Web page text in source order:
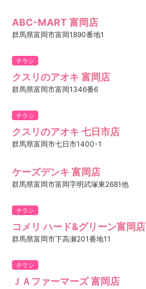
ABC-MART 富岡店
群馬県富岡市富岡1890番地1
チラシ
クスリのアオキ 富岡店
群馬県富岡市富岡1346番6
チラシ
クスリのアオキ 七日市店
群馬県富岡市七日市1400-1
ケーズデンキ 富岡店
群馬県富岡市富岡字明武塚東2681他
チラシ
コメリ ハード&グリーン富岡店
群馬県富岡市下高瀬201番地11
チラシ
ＪＡファーマーズ 富岡店